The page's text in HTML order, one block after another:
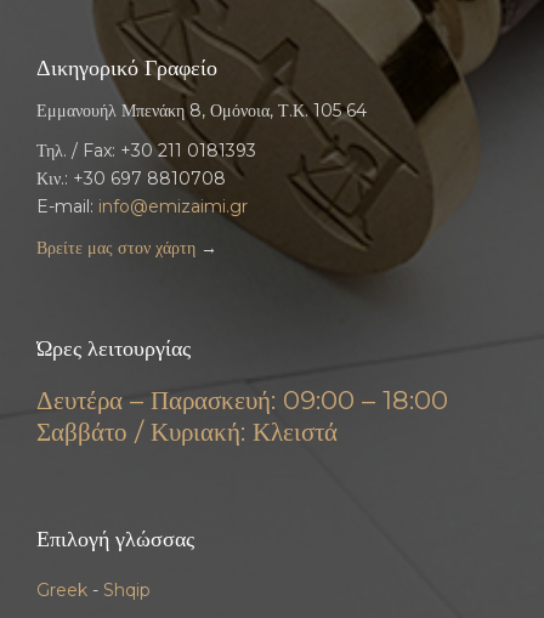
Δικηγορικό Γραφείο
Εμμανουήλ Μπενάκη 8, Ομόνοια, Τ.Κ. 105 64
Τηλ. / Fax: +30 211 0181393
Κιν.: +30 697 8810708
E-mail: info@emizaimi.gr
Βρείτε μας στον χάρτη →
Ώρες λειτουργίας
Δευτέρα – Παρασκευή: 09:00 – 18:00
Σαββάτο / Κυριακή: Κλειστά
Επιλογή γλώσσας
Greek - Shqip